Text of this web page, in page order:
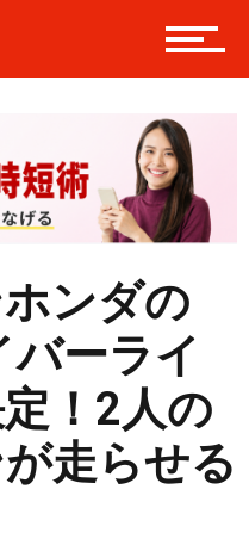
ンダの
ーライ
！2人の
走らせる